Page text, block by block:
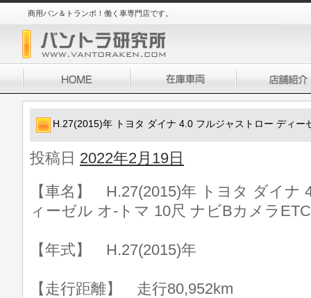
商用バン＆トランポ！働く車専門店です。
H.27(2015)年 トヨタ ダイナ 4.0 フルジャストロー ディー
投稿日 2022年2月19日
【車名】 H.27(2015)年 トヨタ ダイナ
ィーゼル オ-トマ 10尺 ナビBカメラETC
【年式】 H.27(2015)年
【走行距離】 走行80,952km